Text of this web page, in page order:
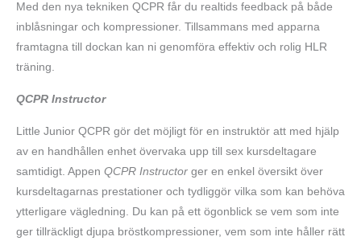
Med den nya tekniken QCPR får du realtids feedback på både
inblåsningar och kompressioner. Tillsammans med apparna
framtagna till dockan kan ni genomföra effektiv och rolig HLR
träning.
QCPR Instructor
Little Junior QCPR gör det möjligt för en instruktör att med hjälp
av en handhållen enhet övervaka upp till sex kursdeltagare
samtidigt. Appen QCPR Instructor ger en enkel översikt över
kursdeltagarnas prestationer och tydliggör vilka som kan behöva
ytterligare vägledning. Du kan på ett ögonblick se vem som inte
ger tillräckligt djupa bröstkompressioner, vem som inte håller rätt